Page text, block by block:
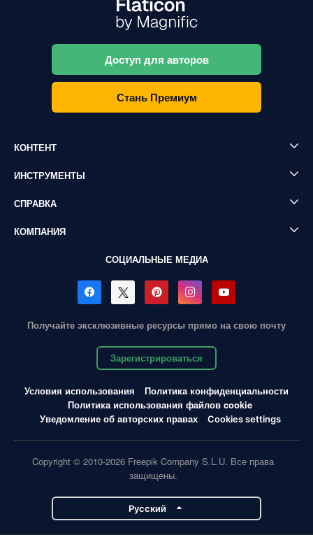
Доступ для авторов
Стань Премиум
КОНТЕНТ
ИНСТРУМЕНТЫ
СПРАВКА
КОМПАНИЯ
СОЦИАЛЬНЫЕ МЕДИА
Получайте эксклюзивные ресурсы прямо на свою почту
Зарегистрироваться
Условия использования
Политика конфиденциальности
Политика использования файлов cookie
Уведомление об авторских правах
Cookies settings
Copyright © 2010-2026 Freepik Company S.L.U. Все права
защищены.
Pусский